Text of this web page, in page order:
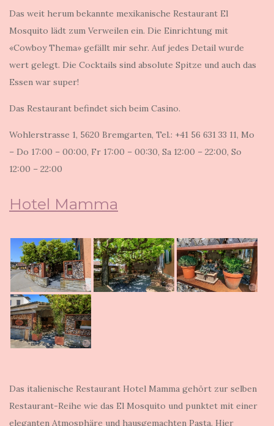
Das weit herum bekannte mexikanische Restaurant El
Mosquito lädt zum Verweilen ein. Die Einrichtung mit
«Cowboy Thema» gefällt mir sehr. Auf jedes Detail wurde
wert gelegt. Die Cocktails sind absolute Spitze und auch das
Essen war super!
Das Restaurant befindet sich beim Casino.
Wohlerstrasse 1, 5620 Bremgarten, Tel.: +41 56 631 33 11, Mo
– Do 17:00 – 00:00, Fr 17:00 – 00:30, Sa 12:00 – 22:00, So
12:00 – 22:00
Hotel Mamma
Das italienische Restaurant Hotel Mamma gehört zur selben
Restaurant-Reihe wie das El Mosquito und punktet mit einer
eleganten Atmosphäre und hausgemachten Pasta. Hier